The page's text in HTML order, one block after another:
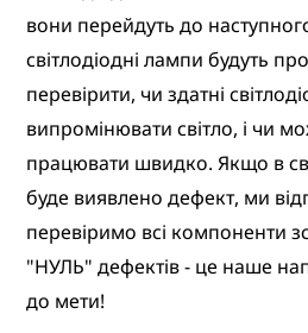
вони перейдуть до
світлодіодні лампи будуть
перевірити, чи здатні
випромінювати світло, і чи
працювати швидко. Якщо в
буде виявлено дефект, ми
перевіримо всі компоненти
"НУЛЬ" дефектів - це наше
до мети!